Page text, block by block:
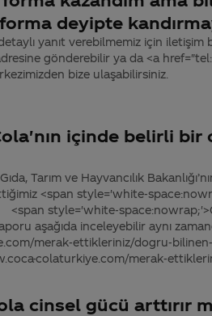
deyipte
yanıt verebilmemiz için iletişim
gönderebilir ya da <a
bize ulaşabilirsiniz.
içinde belirli
Tarım ve Hayvancılık
<span style='white-
style='white-
aşağıda inceleyebilir aynı
merak-ettikleriniz/dogru-
colaturkiye.com/merak-
cinsel gücü arttırır